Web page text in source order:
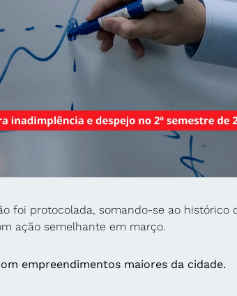
foi protocolada, somando-se ao histórico
ação semelhante em março.
empreendimentos maiores da cidade.